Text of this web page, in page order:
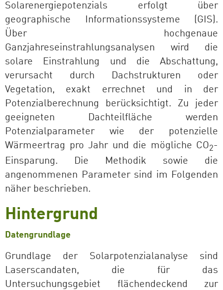
Solarenergiepotenzials erfolgt über
geographische Informationssysteme (GIS).
Über hochgenaue
Ganzjahreseinstrahlungsanalysen wird die
solare Einstrahlung und die Abschattung,
verursacht durch Dachstrukturen oder
Vegetation, exakt errechnet und in der
Potenzialberechnung berücksichtigt. Zu jeder
geeigneten Dachteilfläche werden
Potenzialparameter wie der potenzielle
Wärmeertrag pro Jahr und die mögliche CO2-
Einsparung. Die Methodik sowie die
angenommenen Parameter sind im Folgenden
näher beschrieben.
Hintergrund
Datengrundlage
Grundlage der Solarpotenzialanalyse sind
Laserscandaten, die für das
Untersuchungsgebiet flächendeckend zur